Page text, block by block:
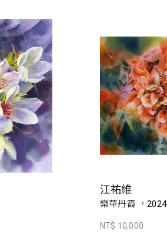
江祐維
欒華丹霞 ，2024
NT$ 10,000